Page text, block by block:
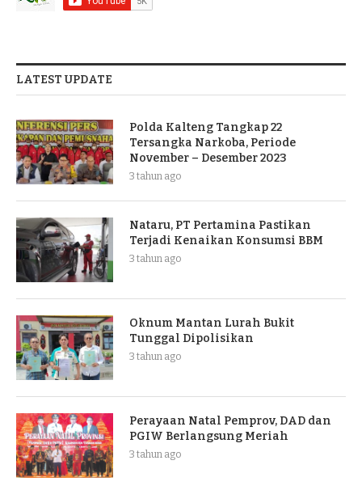
LATEST UPDATE
Polda Kalteng Tangkap 22
Tersangka Narkoba, Periode
November – Desember 2023
3 tahun ago
Nataru, PT Pertamina Pastikan
Terjadi Kenaikan Konsumsi BBM
3 tahun ago
Oknum Mantan Lurah Bukit
Tunggal Dipolisikan
3 tahun ago
Perayaan Natal Pemprov, DAD dan
PGIW Berlangsung Meriah
3 tahun ago